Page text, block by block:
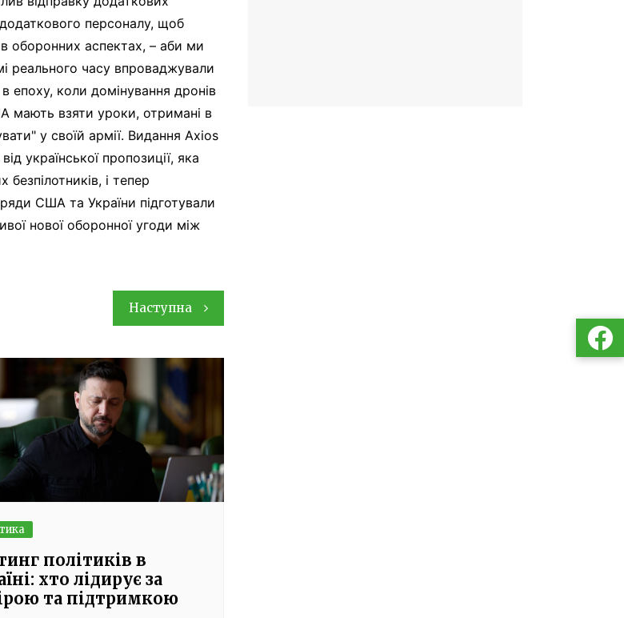
персоналу, щоб
оборонних аспектах, – аби ми
реального часу впроваджували
епоху, коли домінування дронів
мають взяти уроки, отримані в
у своїй армії. Видання Axios
української пропозиції, яка
і тепер
США та України підготували
нової оборонної угоди між
Наступна
політиків в
хто лідирує за
та підтримкою